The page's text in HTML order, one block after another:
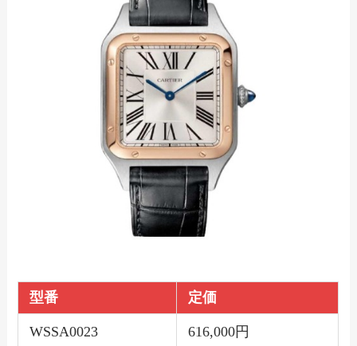
型番 定価
WSSA0023 616,000円